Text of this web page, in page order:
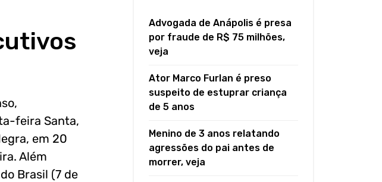
feira Santa,
em 20
Além
Brasil (7 de
Advogada de Anápolis é presa
por fraude de R$ 75 milhões,
veja
Ator Marco Furlan é preso
suspeito de estuprar criança
de 5 anos
Menino de 3 anos relatando
agressões do pai antes de
morrer, veja